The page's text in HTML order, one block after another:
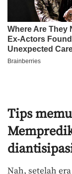
Tips
Nah, setelah